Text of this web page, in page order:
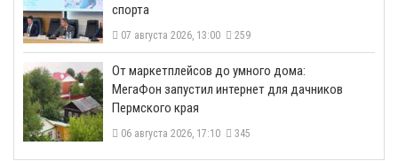
спорта
07 августа 2026, 13:00 259
От маркетплейсов до умного дома:
МегаФон запустил интернет для дачников
Пермского края
06 августа 2026, 17:10 345